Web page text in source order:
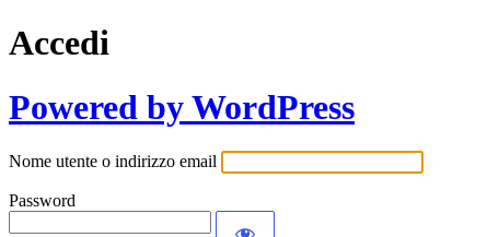
Accedi
Powered by WordPress
Nome utente o indirizzo email
Password